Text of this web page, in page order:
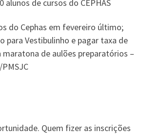
do Cephas em fevereiro último;
para Vestibulinho e pagar taxa de
maratona de aulões preparatórios –
Quem fizer as inscrições